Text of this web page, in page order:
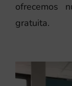
ofrecemos
gratuita.